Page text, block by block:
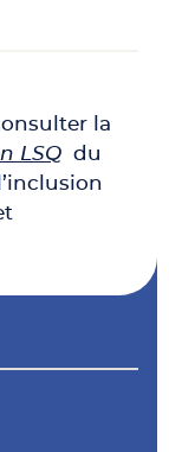
la
LSQ du